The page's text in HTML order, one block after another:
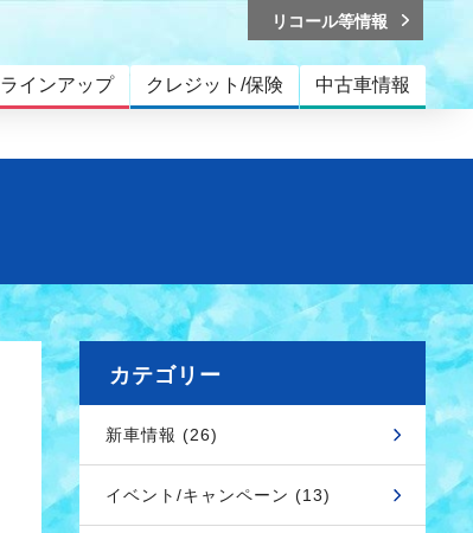
ラインアップ クレジット/保険 中古車情報
リコール等情報
カテゴリー
新車情報 (26)
イベント/キャンペーン (13)